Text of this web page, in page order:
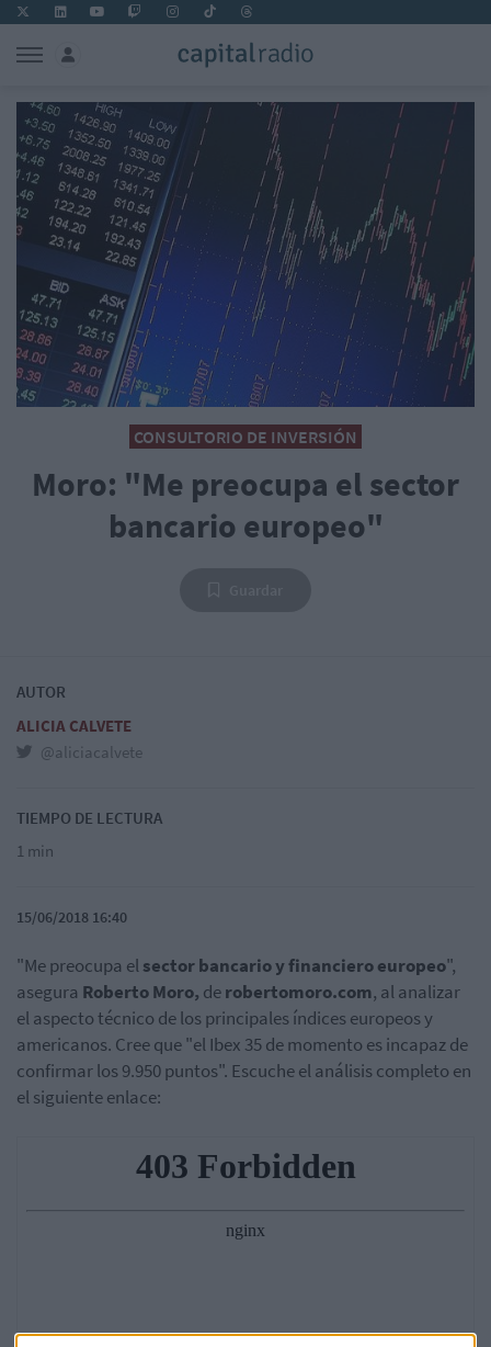
CONSULTORIO DE INVERSIÓN
Moro: "Me preocupa el sector
bancario europeo"
AUTOR
ALICIA CALVETE
@aliciacalvete
TIEMPO DE LECTURA
1 min
15/06/2018 16:40
"Me preocupa elsector bancario y financiero europeo",
asegura Roberto Moro, derobertomoro.com, al analizar
el aspecto técnico de los principales índices europeos y
americanos. Cree que "el Ibex 35 de momento es incapaz de
confirmar los 9.950 puntos". Escuche el análisis completo en
el siguiente enlace: